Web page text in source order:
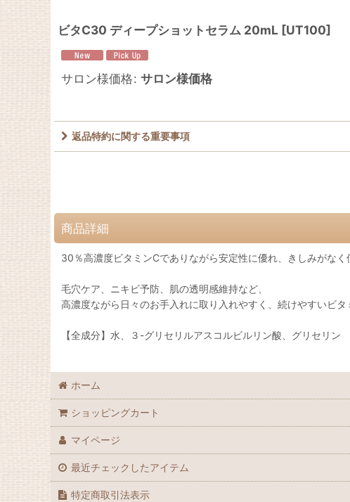
ビタC30 ディープショットセラム 20mL [UT100]
サロン様価格: サロン様価格
返品特約に関する重要事項
商品詳細
30％高濃度ビタミンCでありながら安定性に優れ、きしみがなく
毛穴ケア、ニキビ予防、肌の透明感維持など、
高濃度ながら日々のお手入れに取り入れやすく、続けやすいビタ
【全成分】水、３-グリセリルアスコルビルリン酸、グリセリン
ホーム
ショッピングカート
マイページ
最近チェックしたアイテム
特定商取引法表示